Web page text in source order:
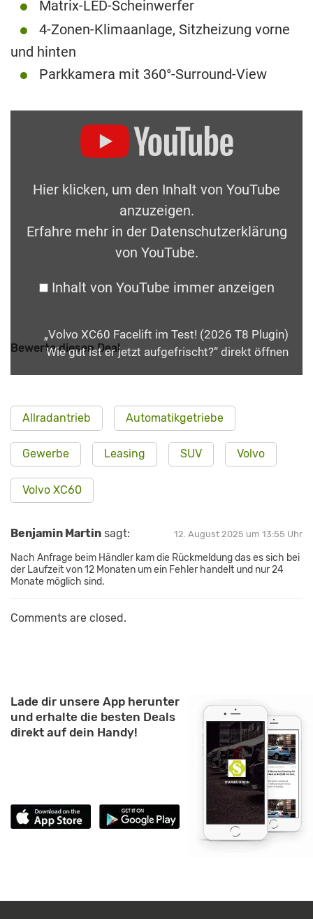
Matrix-LED-Scheinwerfer
4-Zonen-Klimaanlage, Sitzheizung vorne
und hinten
Parkkamera mit 360°-Surround-View
Hier klicken, um den Inhalt von YouTube
anzuzeigen.
Erfahre mehr in der Datenschutzerklärung
von YouTube.
Inhalt von YouTube immer anzeigen
„Volvo XC60 Facelift im Test! (2026 T8 Plugin)
Wie gut ist er jetzt aufgefrischt?“ direkt öffnen
Bewerte diesen Deal
Allradantrieb Automatikgetriebe
Gewerbe Leasing SUV Volvo
Volvo XC60
Benjamin Martin sagt: 12. August 2025 um 13:55 Uhr
Nach Anfrage beim Händler kam die Rückmeldung das es sich bei
der Laufzeit von 12 Monaten um ein Fehler handelt und nur 24
Monate möglich sind.
Comments are closed.
Lade dir unsere App herunter
und erhalte die besten Deals
direkt auf dein Handy!